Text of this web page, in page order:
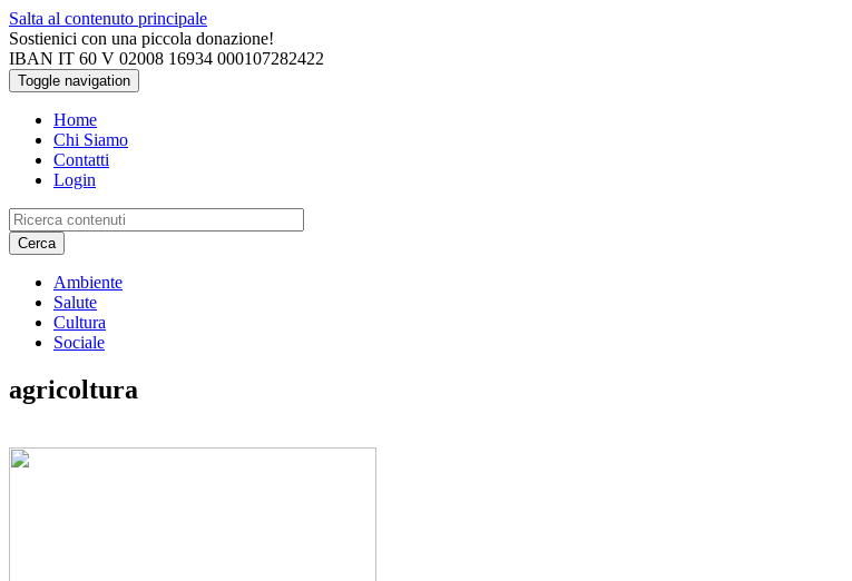
Salta al contenuto principale
Sostienici con una piccola donazione!
IBAN IT 60 V 02008 16934 000107282422
Toggle navigation
Home
Chi Siamo
Contatti
Login
Cerca
Ambiente
Salute
Cultura
Sociale
agricoltura